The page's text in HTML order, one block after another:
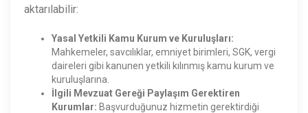
aktarılabilir:
Yasal Yetkili Kamu Kurum ve Kuruluşları:
Mahkemeler, savcılıklar, emniyet birimleri, SGK, vergi
daireleri gibi kanunen yetkili kılınmış kamu kurum ve
kuruluşlarına.
İlgili Mevzuat Gereği Paylaşım Gerektiren
Kurumlar: Başvurduğunuz hizmetin gerektirdiği